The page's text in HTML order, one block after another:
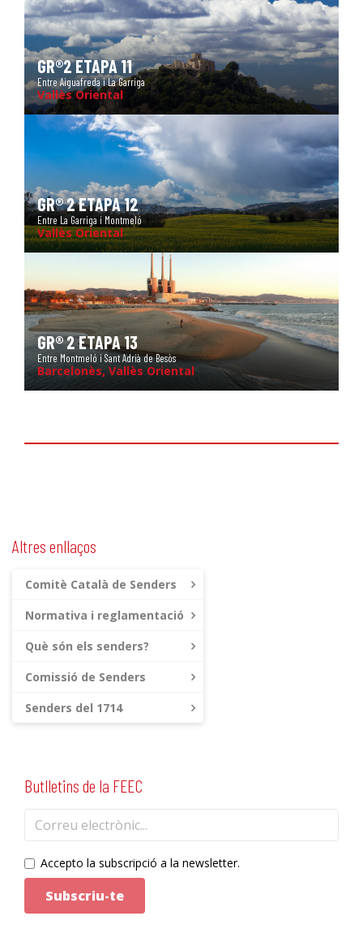
GR®2 ETAPA 11
Entre Aiguafreda i La Garriga
Vallès Oriental
GR® 2 ETAPA 12
Entre La Garriga i Montmeló
Vallès Oriental
GR® 2 ETAPA 13
Entre Montmeló i Sant Adrià de Besòs
Barcelonès, Vallès Oriental
Altres enllaços
Comitè Català de Senders
Normativa i reglamentació
Què són els senders?
Comissió de Senders
Senders del 1714
Butlletins de la FEEC
Accepto la subscripció a la newsletter.